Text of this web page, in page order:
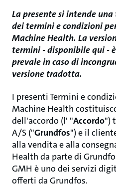
La presente si intende
dei termini e condizioni
Machine Health. La
termini - disponibile qui -
prevale in caso di
versione tradotta.
I presenti Termini e
Machine Health
dell'accordo (l' "Accordo")
A/S ("Grundfos") e il
alla vendita e alla
Health da parte di
GMH è uno dei servizi
offerti da Grundfos.